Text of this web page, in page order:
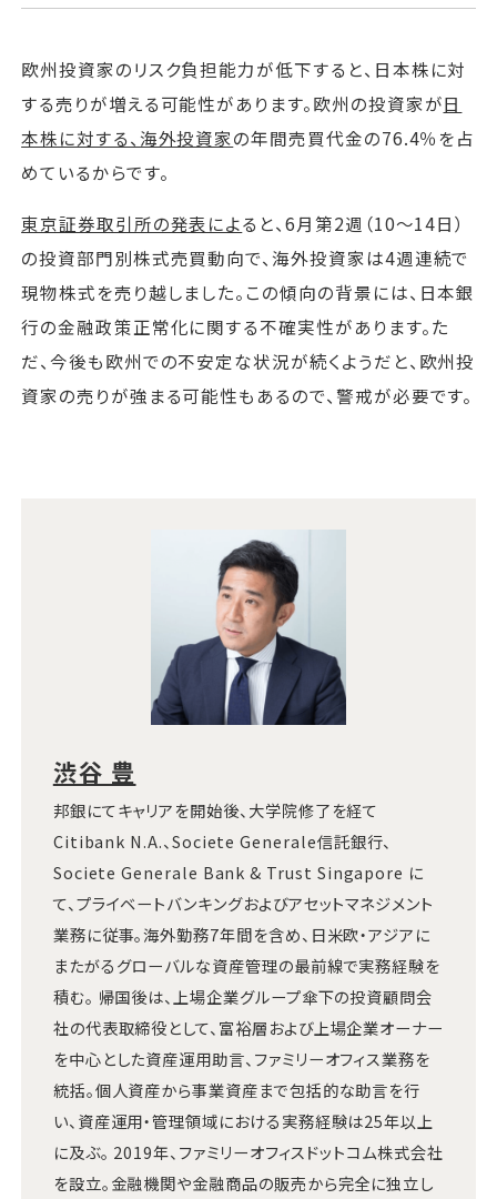
欧州投資家のリスク負担能力が低下すると、日本株に対
する売りが増える可能性があります。欧州の投資家が日
本株に対する、海外投資家の年間売買代金の76.4％を占
めているからです。
東京証券取引所の発表によると、6月第2週（10〜14日）
の投資部門別株式売買動向で、海外投資家は4週連続で
現物株式を売り越しました。この傾向の背景には、日本銀
行の金融政策正常化に関する不確実性があります。た
だ、今後も欧州での不安定な状況が続くようだと、欧州投
資家の売りが強まる可能性もあるので、警戒が必要です。
渋谷 豊
邦銀にてキャリアを開始後、大学院修了を経て
Citibank N.A.、Societe Generale信託銀行、
Societe Generale Bank & Trust Singapore に
て、プライベートバンキングおよびアセットマネジメント
業務に従事。海外勤務7年間を含め、日米欧・アジアに
またがるグローバルな資産管理の最前線で実務経験を
積む。 帰国後は、上場企業グループ傘下の投資顧問会
社の代表取締役として、富裕層および上場企業オーナー
を中心とした資産運用助言、ファミリーオフィス業務を
統括。個人資産から事業資産まで包括的な助言を行
い、資産運用・管理領域における実務経験は25年以上
に及ぶ。 2019年、ファミリーオフィスドットコム株式会社
を設立。金融機関や金融商品の販売から完全に独立し